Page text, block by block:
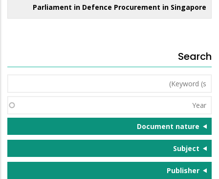
Parliament in Defence Procurement in Singapore
Search
Keyword
(s)
Year
Document nature
Subject
Publisher